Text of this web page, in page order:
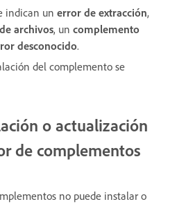
indican un error de extracción,
archivos, un complemento
desconocido.
del complemento se
o actualización
de complementos
no puede instalar o